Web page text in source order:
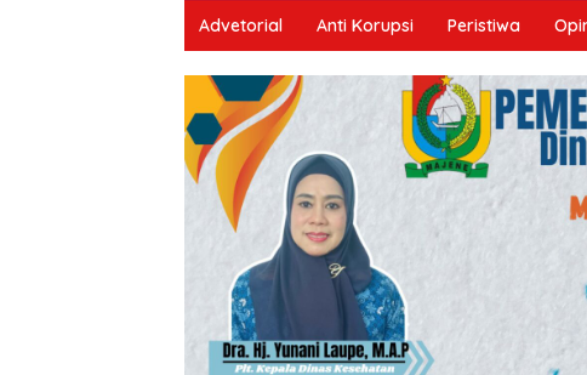
Advetorial Anti Korupsi Peristiwa